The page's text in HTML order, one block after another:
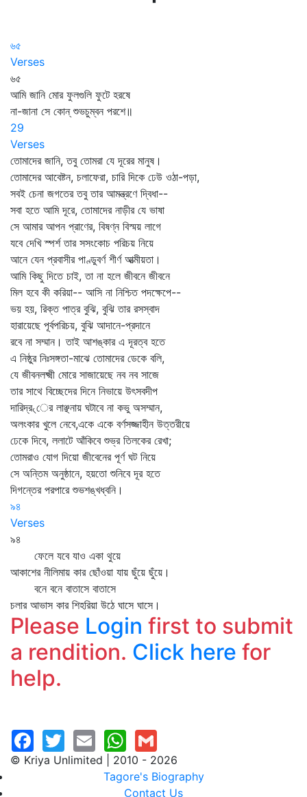
৬৫
Verses
৬৫
আমি জানি মোর ফুলগুলি ফুটে হরষে
না-জানা সে কোন্‌ শুভচুম্বন পরশে॥
29
Verses
তোমাদের জানি, তবু তোমরা যে দূরের মানুষ।
তোমাদের আবেষ্টন, চলাফেরা, চারি দিকে ঢেউ ওঠা-পড়া,
সবই চেনা জগতের তবু তার আমন্ত্রণে দ্বিধা--
সবা হতে আমি দূরে, তোমাদের নাড়ীর যে ভাষা
সে আমার আপন প্রাণের, বিষণ্ন বিস্ময় লাগে
যবে দেখি স্পর্শ তার সসংকোচ পরিচয় নিয়ে
আনে যেন প্রবাসীর পাণ্ডুবর্ণ শীর্ণ আত্মীয়তা।
আমি কিছু দিতে চাই, তা না হলে জীবনে জীবনে
মিল হবে কী করিয়া-- আসি না নিশ্চিত পদক্ষেপে--
ভয় হয়, রিক্ত পাত্র বুঝি, বুঝি তার রসস্বাদ
হারায়েছে পূর্বপরিচয়, বুঝি আদানে-প্রদানে
রবে না সম্মান। তাই আশঙ্কার এ দূরত্ব হতে
এ নিষ্ঠুর নিঃসঙ্গতা-মাঝে তোমাদের ডেকে বলি,
যে জীবনলক্ষ্মী মোরে সাজায়েছে নব নব সাজে
তার সাথে বিচ্ছেদের দিনে নিভায়ে উৎসবদীপ
দারিদ্র৻ের লাঞ্ছনায় ঘটাবে না কভু অসম্মান,
অলংকার খুলে নেবে,একে একে বর্ণসজ্জাহীন উত্তরীয়ে
ঢেকে দিবে, ললাটে আঁকিবে শুভ্র তিলকের রেখা;
তোমরাও যোগ দিয়ো জীবেনের পূর্ণ ঘট নিয়ে
সে অন্তিম অনুষ্ঠানে, হয়তো শুনিবে দূর হতে
দিগন্তের পরপারে শুভশঙ্খধ্বনি।
৯৪
Verses
৯৪
ফেলে যবে যাও একা থুয়ে
আকাশের নীলিমায় কার ছোঁওয়া যায় ছুঁয়ে ছুঁয়ে।
বনে বনে বাতাসে বাতাসে
চলার আভাস কার শিহরিয়া উঠে ঘাসে ঘাসে।
Please Login first to submit
a rendition. Click here for
help.
© Kriya Unlimited | 2010 - 2026
Tagore's Biography
Contact Us